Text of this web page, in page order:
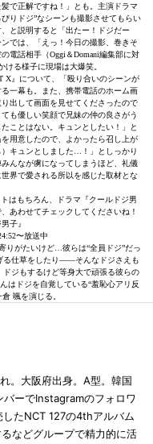
で正解ですね！」とも。主演ドラマ
りドジ”なシーンも撮影させてもらい
と説明すると「出たー！ドジだー
では、「えっ！今日の撮影、巻きそ
電話相手（Oggi＆Domani編集部に対
る様子に現場は大爆笑。
X』について、「殴り合いのシーンが
一幕も。また、携帯電話のホーム画
出して画面を見せてくださったので
も優しい笑顔で兄妹の仲の良さがう
ことはない。キュンとしたい！」と
用意したので、よかったら召し上が
キュンとしました…！」としっかり
んなが虜になってしまうほど、礼儀
界で愛される所以を感じた取材とな
はもちろん、ドラマ『クールドジ男
あわせてチェックしてくださいね！
子』
〜放送中
りがたいけど…彼らは“全員ドジ”だっ
る仕草をしたり――そんなドジさえも
ジもするけど等身大で頑張る彼らの
はドジを自覚している“羞恥心アリ反
颯を演じる。
。大阪府出身。A型。韓国
ーでInstagramのフォロワ
したNCT 127の4thアルバム
などグループで精力的に活